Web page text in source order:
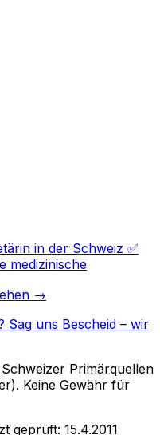
in der Schweiz ✅
medizinische
→
Sag uns Bescheid – wir
Primärquellen
Keine Gewähr für
geprüft: 15.4.2011